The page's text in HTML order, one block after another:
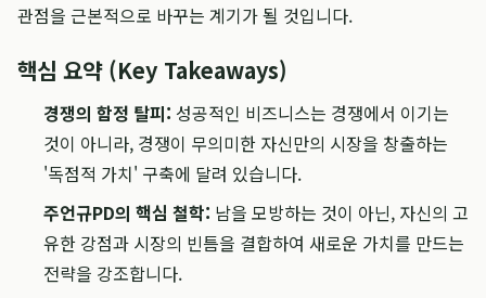
관점을 근본적으로 바꾸는 계기가 될 것입니다.
핵심 요약 (Key Takeaways)
경쟁의 함정 탈피: 성공적인 비즈니스는 경쟁에서 이기는
것이 아니라, 경쟁이 무의미한 자신만의 시장을 창출하는
'독점적 가치' 구축에 달려 있습니다.
주언규PD의 핵심 철학: 남을 모방하는 것이 아닌, 자신의 고
유한 강점과 시장의 빈틈을 결합하여 새로운 가치를 만드는
전략을 강조합니다.